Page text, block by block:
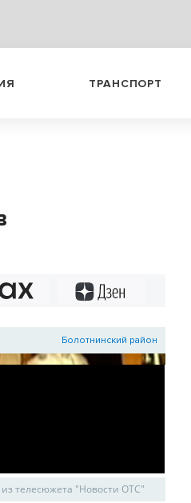
ТРАНСПОРТ
Болотнинский район
телесюжета "Новости ОТС"